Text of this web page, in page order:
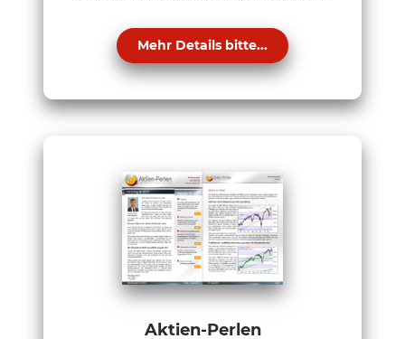
Mehr Details bitte...
Aktien-Perlen